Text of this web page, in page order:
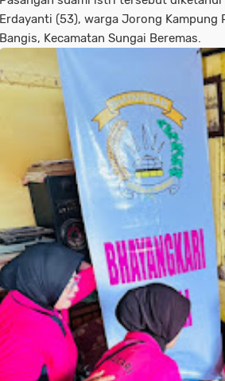
Erdayanti (53), warga Jorong Kampung
Bangis, Kecamatan Sungai Beremas.